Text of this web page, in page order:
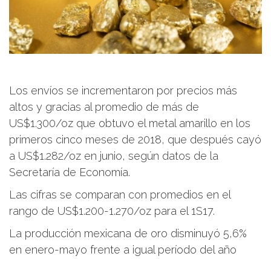
Los envíos se incrementaron por precios más
altos y gracias al promedio de más de
US$1.300/oz que obtuvo el metal amarillo en los
primeros cinco meses de 2018, que después cayó
a US$1.282/oz en junio, según datos de la
Secretaría de Economía.
Las cifras se comparan con promedios en el
rango de US$1.200-1.270/oz para el 1S17.
La producción mexicana de oro disminuyó 5,6%
en enero-mayo frente a igual período del año